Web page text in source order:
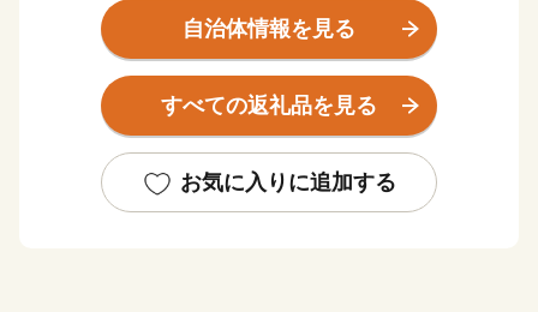
また、先人により築き上げられた歴史と文化が、地域
の人々により現在に受け継がれ、守り継がれてきまし
このような歴史は、子どもたちに大切に伝えてゆくこ
そのようなことから、余市町では平成２０年度に「余
市町の未来を担う人づくり寄附制度」を創設し、子ども
自治体情報を見る
すべての返礼品を見る
お気に入りに追加する